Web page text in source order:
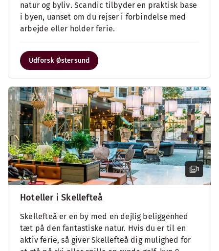
natur og byliv. Scandic tilbyder en praktisk base
i byen, uanset om du rejser i forbindelse med
arbejde eller holder ferie.
Udforsk Østersund
1
Hoteller i Skellefteå
Skellefteå er en by med en dejlig beliggenhed
tæt på den fantastiske natur. Hvis du er til en
aktiv ferie, så giver Skellefteå dig mulighed for